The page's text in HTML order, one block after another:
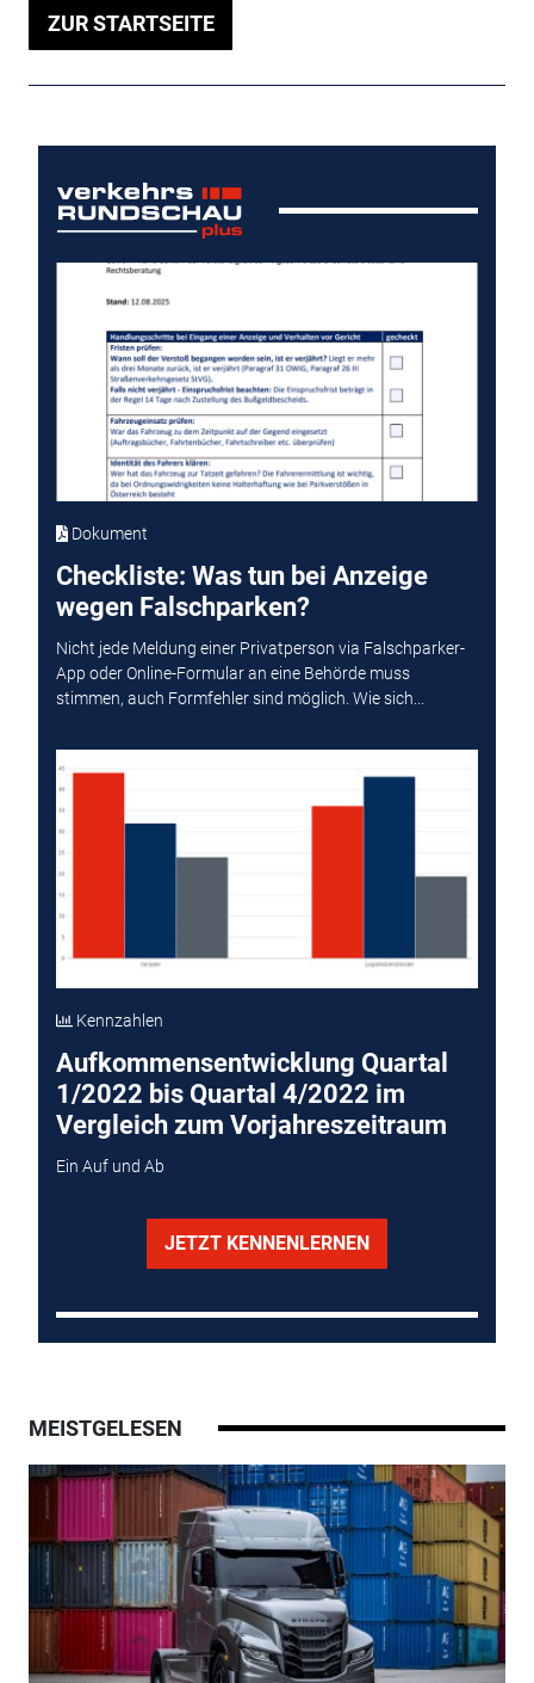
ZUR STARTSEITE
Dokument
Checkliste: Was tun bei Anzeige
wegen Falschparken?
Nicht jede Meldung einer Privatperson via Falschparker-
App oder Online-Formular an eine Behörde muss
stimmen, auch Formfehler sind möglich. Wie sich...
Kennzahlen
Aufkommensentwicklung Quartal
1/2022 bis Quartal 4/2022 im
Vergleich zum Vorjahreszeitraum
Ein Auf und Ab
JETZT KENNENLERNEN
MEISTGELESEN